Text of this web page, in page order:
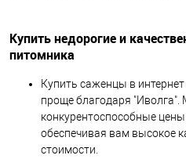
Купить недорогие и
питомника
Купить саженцы в
проще благодаря
конкурентоспособные
обеспечивая вам высокое
стоимости.